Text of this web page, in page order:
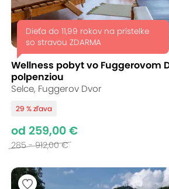
Dieťa do 11,99 rokov na prístelke
so stravou ZDARMA
Wellness pobyt vo Fuggerovom
polpenziou
Selce, Fuggerov Dvor
29 % zľava
od 259,00 €
285 - 912,00 €